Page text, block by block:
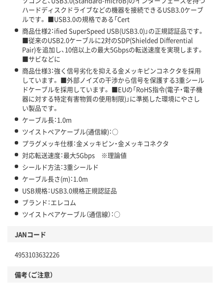
ハードディスクドライブなどの機器を接続できるUSB3.0ケーブ
ルです。 ■USB3.0の規格である「Cert
商品仕様2：ified SuperSpeed USB(USB3.0)」の正規認証品です。
■従来のUSB2.0ケーブルに2対のSDP(Shielded Differential
Pair)を追加し、10倍以上の最大5Gbpsの転送速度を実現します。
■サビなどに
商品仕様3：強く信号劣化を抑える金メッキピンコネクタを採用
しています。 ■外部ノイズの干渉から信号を保護する3重シール
ドケーブルを採用しています。 ■EUの「RoHS指令(電子・電子機
器に対する特定有害物質の使用制限)」に準拠した環境にやさし
い製品です。
ケーブル長：1.0m
ツイストペアケーブル(通信線)：○
プラグメッキ仕様：金メッキピン・金メッキコネクタ
対応転送速度：最大5Gbps ※理論値
シールド方法：3重シールド
ケーブル長さ(m)：1.0m
USB規格：USB3.0規格正規認証品
ブランド：エレコム
ツイストペアケーブル（通信線）：○
JANコード
4953103632226
備考（ご注意）